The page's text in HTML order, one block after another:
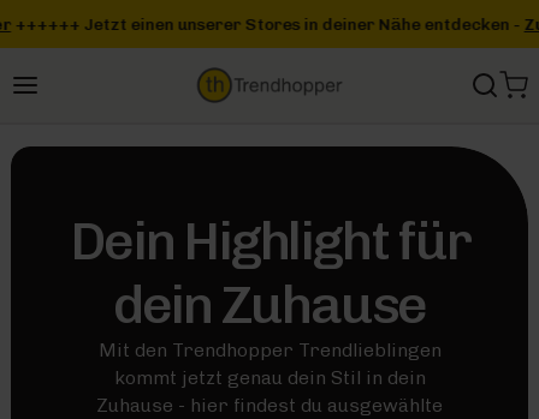
+++ Jetzt einen unserer Stores in deiner Nähe entdecken -
Dein Highlight für
dein Zuhause
Mit den Trendhopper Trendlieblingen
kommt jetzt genau dein Stil in dein
Zuhause - hier findest du ausgewählte